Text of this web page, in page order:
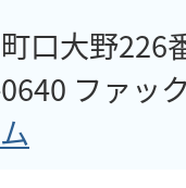
口大野226
ファッ